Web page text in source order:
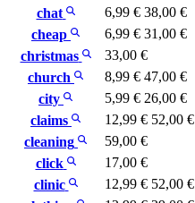
chat
6,99 € 38,00 €
cheap
6,99 € 31,00 €
christmas
33,00 €
church
8,99 € 47,00 €
city
5,99 € 26,00 €
claims
12,99 € 52,00 €
cleaning
59,00 €
click
17,00 €
clinic
12,99 € 52,00 €